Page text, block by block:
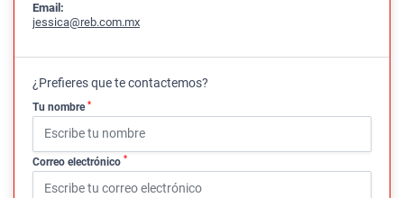
Email:
jessica@reb.com.mx
¿Prefieres que te contactemos?
Tu nombre *
Correo electrónico *